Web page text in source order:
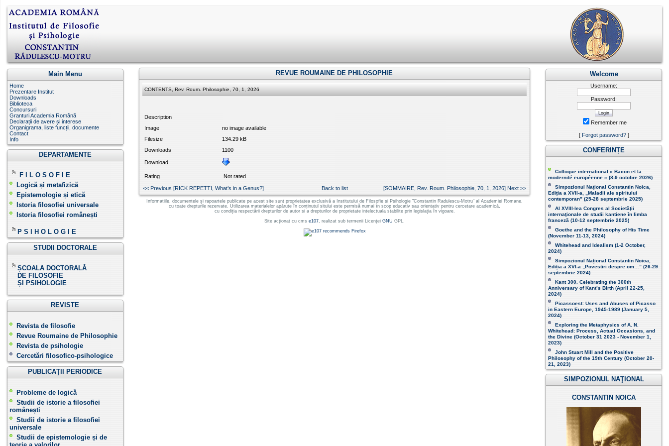
Main Menu
Home
Prezentare Institut
Downloads
Biblioteca
Concursuri
Granturi Academia Română
Declarații de avere și interese
Organigrama, liste funcții, documente
Contact
Info
DEPARTAMENTE
F I L O S O F I E
Logică și metafizică
Epistemologie și etică
Istoria filosofiei universale
Istoria filosofiei românești
P S I H O L O G I E
STUDII DOCTORALE
ȘCOALA DOCTORALĂ
DE FILOSOFIE
ȘI PSIHOLOGIE
REVISTE
Revista de filosofie
Revue Roumaine de Philosophie
Revista de psihologie
Cercetări filosofico-psihologice
PUBLICAŢII PERIODICE
Probleme de logică
Studii de istorie a filosofiei
românești
Studii de istorie a filosofiei
universale
Studii de epistemologie și de
Welcome
Username:
Password:
Remember me
[ Forgot password?]
CONFERINȚE
Colloque international « Bacon et la
modernité européenne » (8-9 octobre 2026 )
Simpozionul Național Constantin Noica,
Ediția a XVII-a, „Maladii ale spiritului
contemporan ” (25-28 septembrie 2025 )
Al XVIII-lea Congres al Societăţii
internaţionale de studii kantiene în limba
franceză (10-12 septembrie 2025)
Goethe and the Philosophy of His Time
(November 11-13, 2024 )
Whitehead and Idealism (1-2 October,
2024)
Simpozionul Național Constantin Noica,
Ediția a XVI-a „Povestiri despre om…” (26-29
septembrie 2024)
Kant 300. Celebrating the 300th
Anniversary of Kant’s Birth (April 22-25,
2024)
Picassoest: Uses and Abuses of Picasso
in Eastern Europe, 1945-1989 (January 5,
2024)
Exploring the Metaphysics of A. N.
Whitehead: Process, Actual Occasions, and
the Divine (October 31 2023 - November 1,
2023)
John Stuart Mill and the Positive
Philosophy of the 19th Century (October 20-
21, 2023 )
SIMPOZIONUL NAŢIONAL
CONSTANTIN NOICA
REVUE ROUMAINE DE PHILOSOPHIE
CONTENTS, Rev. Roum. Philosophie, 70, 1, 2026
Description
Image
no image available
Filesize
134.29 kB
Downloads
1100
Download
Rating
Not rated
<< Previous [RICK REPETTI, What’s in a Genus?]
Back to list [SOMMAIRE, Rev. Roum. Philosophie, 70, 1, 2026] Next >>
Informatiile, documentele și rapoartele publicate pe acest site sunt proprietatea exclusivă a Institutului de Filosofie si Psihologie "Constantin Radulescu-Motru" al Academiei Romane,
cu toate drepturile rezervate. Utilizarea materialelor apărute în conținutul sitului este permisă numai în scop educativ sau orientativ pentru cercetare academică,
cu condiția respectării drepturilor de autor si a drepturilor de proprietate intelectuala stabilite prin legislația în vigoare.
Site acţionat cu cms e107, realizat sub termenii Licenţei GNU GPL.